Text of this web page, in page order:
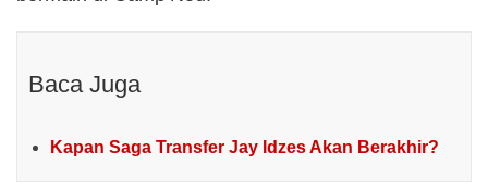
Baca Juga
Kapan Saga Transfer Jay Idzes Akan Berakhir?